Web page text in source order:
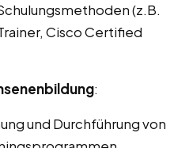
(z.B.
Cisco Certified
:
und Durchführung von